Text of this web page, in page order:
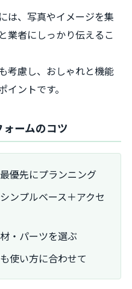
は、写真やイメージを集
業者にしっかり伝えるこ
考慮し、おしゃれと機能
ントです。
ームのコツ
優先にプランニング
ンプルベース＋アクセ
・パーツを選ぶ
使い方に合わせて